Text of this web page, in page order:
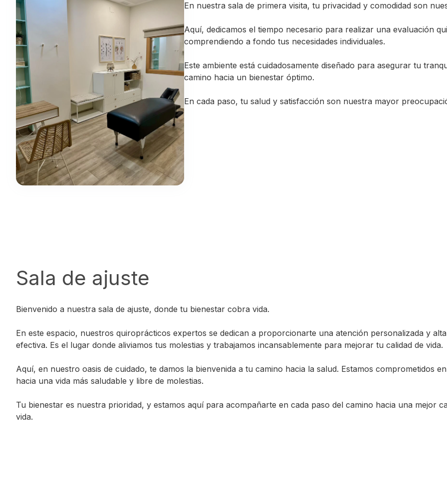
En nuestra sala de primera visita, tu privacidad y comodidad son
Aquí, dedicamos el tiempo necesario para realizar una evaluación
comprendiendo a fondo tus necesidades individuales.
Este ambiente está cuidadosamente diseñado para asegurar tu
camino hacia un bienestar óptimo.
En cada paso, tu salud y satisfacción son nuestra mayor
Sala de ajuste
Bienvenido a nuestra sala de ajuste, donde tu bienestar cobra vida.
En este espacio, nuestros quiroprácticos expertos se dedican a proporcionarte una atención personalizada y
efectiva. Es el lugar donde aliviamos tus molestias y trabajamos incansablemente para mejorar tu calidad de vida.
Aquí, en nuestro oasis de cuidado, te damos la bienvenida a tu camino hacia la salud. Estamos comprometidos
hacia una vida más saludable y libre de molestias.
Tu bienestar es nuestra prioridad, y estamos aquí para acompañarte en cada paso del camino hacia una mejor
vida.